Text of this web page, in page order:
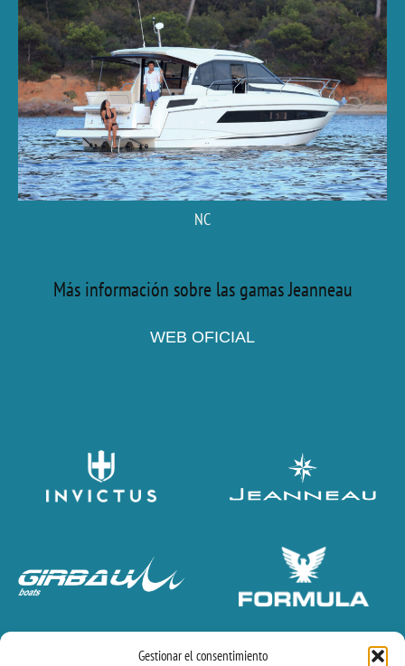
Gestionar el consentimiento
NC
Más información sobre las gamas Jeanneau
WEB OFICIAL